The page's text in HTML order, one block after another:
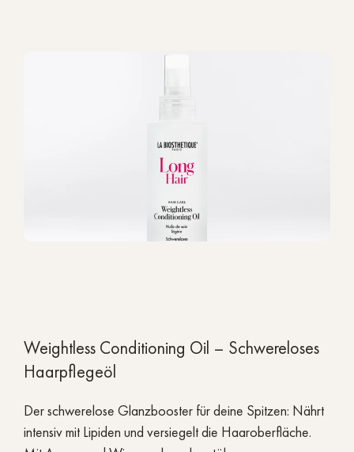
Weightless Conditioning Oil – Schwereloses
Haarpflegeöl
Der schwerelose Glanzbooster für deine Spitzen: Nährt
intensiv mit Lipiden und versiegelt die Haaroberfläche.